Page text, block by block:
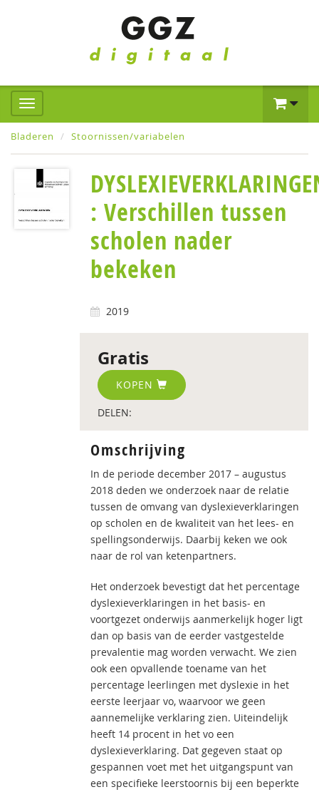
Bladeren Stoornissen/variabelen
: Verschillen tussen
scholen nader
bekeken
2019
Gratis
KOPEN
DELEN:
Omschrijving
In de periode december 2017 – augustus
2018 deden we onderzoek naar de relatie
tussen de omvang van dyslexieverklaringen
op scholen en de kwaliteit van het lees- en
spellingsonderwijs. Daarbij keken we ook
naar de rol van ketenpartners.
Het onderzoek bevestigt dat het percentage
dyslexieverklaringen in het basis- en
voortgezet onderwijs aanmerkelijk hoger ligt
dan op basis van de eerder vastgestelde
prevalentie mag worden verwacht. We zien
ook een opvallende toename van het
percentage leerlingen met dyslexie in het
eerste leerjaar vo, waarvoor we geen
aannemelijke verklaring zien. Uiteindelijk
heeft 14 procent in het vo een
dyslexieverklaring. Dat gegeven staat op
gespannen voet met het uitgangspunt van
een specifieke leerstoornis bij een beperkte